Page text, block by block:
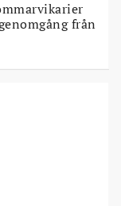
från